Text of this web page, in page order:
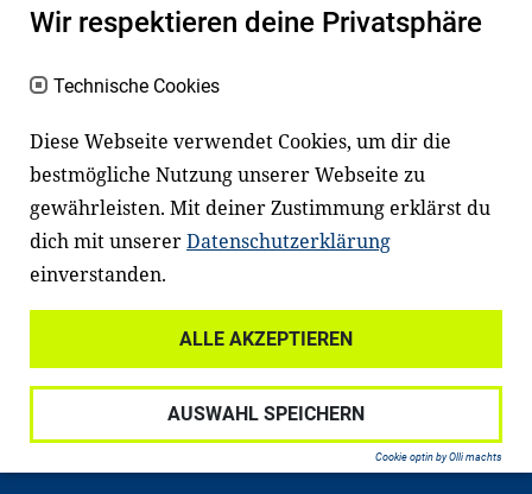
haben aber große Schwierigkeiten dabei.
an Familien sowie an Erzieher*innen,
Lehrer*innen und andere
Fachexpert*innen. Dafür arbeiten wir eng
mit Ministerien, wissenschaftlichen
Einrichtungen, Verbänden, Unternehmen
und anderen Stiftungen zusammen.
Datenschutz
Haftungsausschluss
Impressum
Wir respektieren deine Privatsphäre
Technische Cookies
Diese Webseite verwendet Cookies, um dir die
bestmögliche Nutzung unserer Webseite zu
gewährleisten. Mit deiner Zustimmung erklärst du
dich mit unsererDatenschutzerklärung
einverstanden.
ALLE AKZEPTIEREN
AUSWAHL SPEICHERN
Cookie optin by Olli machts